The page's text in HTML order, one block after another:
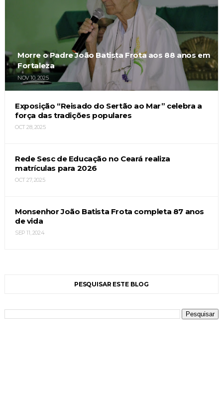
Morre o Padre João Batista Frota aos 88 anos em
Fortaleza
NOV 10, 2025
Exposição “Reisado do Sertão ao Mar” celebra a
força das tradições populares
OCT 28, 2025
Rede Sesc de Educação no Ceará realiza
matrículas para 2026
OCT 27, 2025
Monsenhor João Batista Frota completa 87 anos
de vida
SEP 11, 2024
PESQUISAR ESTE BLOG